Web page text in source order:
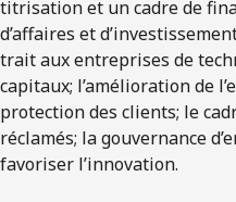
titrisation et un cadre de
d’affaires et
trait aux entreprises de
capitaux; l’amélioration de
protection des clients; le
réclamés; la gouvernance
favoriser l’innovation.